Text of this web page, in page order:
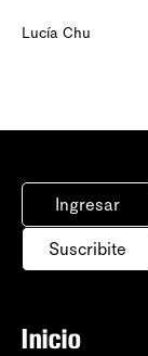
Lucía Chu
Ingresar
Suscribite
Inicio